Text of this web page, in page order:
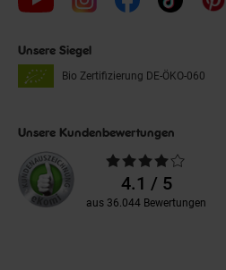
Unsere Siegel
Bio Zertifizierung DE-ÖKO-060
Unsere Kundenbewertungen
Durchschnittliche
Bewertungen4.1 / 5
aus 36.044 Bewertungen